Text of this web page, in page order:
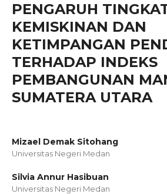
PENGARUH
KEMISKINAN DAN
KETIMPANGAN
TERHADAP INDEKS
PEMBANGUNAN
SUMATERA UTARA
Mizael Demak Sitohang
Universitas Negeri Medan
Silvia Annur Hasibuan
Universitas Negeri Medan